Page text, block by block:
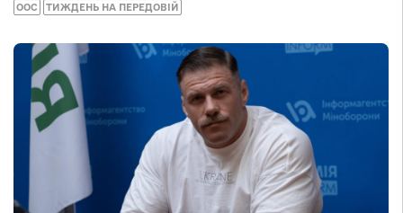
ООС ТИЖДЕНЬ НА ПЕРЕДОВІЙ